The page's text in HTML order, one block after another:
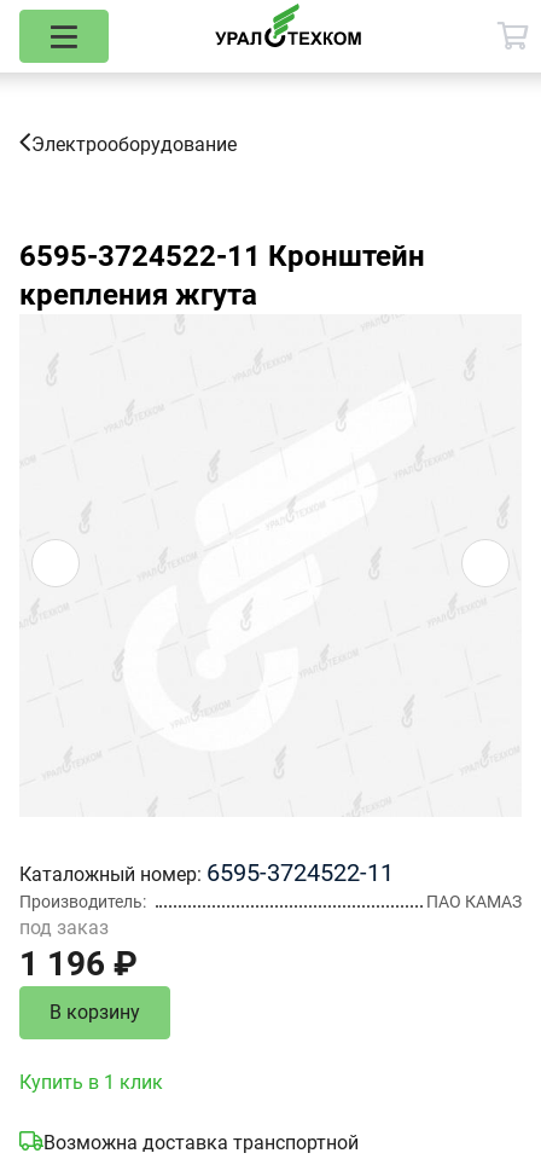
Электрооборудование
6595-3724522-11 Кронштейн
крепления жгута
Каталожный номер 6595-3724522-11
Производитель ПАО КАМАЗ
под заказ
1 196 ₽
В корзину
Купить в 1 клик
Возможна доставка транспортной